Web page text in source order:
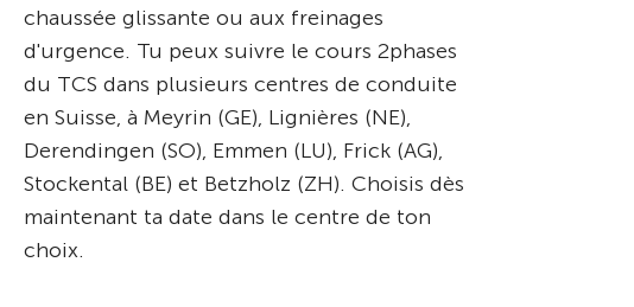
chaussée glissante ou aux freinages
d'urgence. Tu peux suivre le cours 2phases
du TCS dans plusieurs centres de conduite
en Suisse, à Meyrin (GE), Lignières (NE),
Derendingen (SO), Emmen (LU), Frick (AG),
Stockental (BE) et Betzholz (ZH). Choisis dès
maintenant ta date dans le centre de ton
choix.